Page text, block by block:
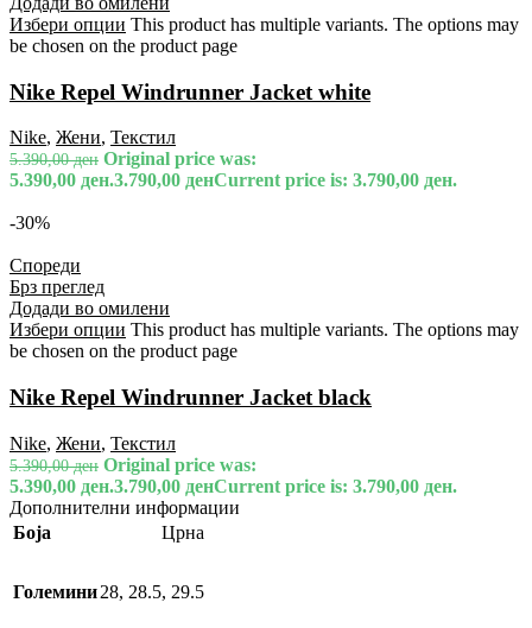
Избери опции This product has multiple variants. The options may
be chosen on the product page
Nike Repel Windrunner Jacket white
Nike, Жени, Текстил
5.390,00ден Original price was:
5.390,00 ден.3.790,00 денCurrent price is: 3.790,00 ден.
-30%
Спореди
Брз преглед
Додади во омилени
Избери опции This product has multiple variants. The options may
be chosen on the product page
Nike Repel Windrunner Jacket black
Nike, Жени, Текстил
5.390,00ден Original price was:
5.390,00 ден.3.790,00 денCurrent price is: 3.790,00 ден.
Дополнителни информации
Боја
Црна
Големини28, 28.5, 29.5